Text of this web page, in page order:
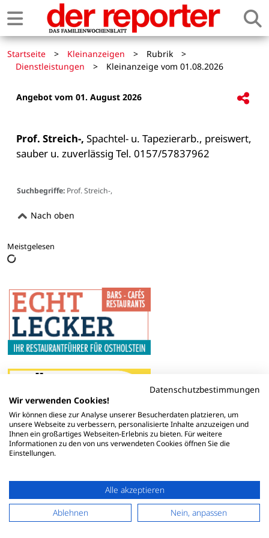
Startseite > Kleinanzeigen > Rubrik
>
Dienstleistungen
> Kleinanzeige vom 01.08.2026
Angebot vom 01. August 2026
Prof. Streich-, Spachtel- u. Tapezierarb., preiswert,
sauber u. zuverlässig Tel. 0157/57837962
Suchbegriffe: Prof. Streich-,
Nach oben
Meistgelesen
Datenschutzbestimmungen
Wir verwenden Cookies!
Wir können diese zur Analyse unserer Besucherdaten platzieren, um
unsere Webseite zu verbessern, personalisierte Inhalte anzuzeigen und
Ihnen ein großartiges Webseiten-Erlebnis zu bieten. Für weitere
Informationen zu den von uns verwendeten Cookies öffnen Sie die
Einstellungen.
Alle akzeptieren
Ablehnen
Nein, anpassen